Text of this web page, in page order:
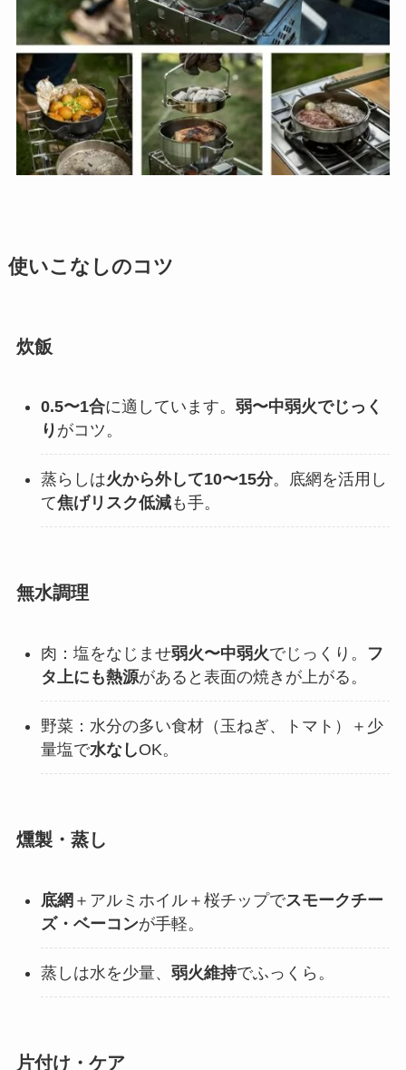
使いこなしのコツ
炊飯
0.5〜1合に適しています。 弱〜中弱火でじっく
り がコツ。
蒸らしは火から外して10〜15分。底網を活用し
て焦げリスク低減も手。
無水調理
肉：塩をなじませ弱火〜中弱火でじっくり。
フ
タ上にも熱源があると表面の焼きが上がる。
野菜：水分の多い食材（玉ねぎ、トマト）＋少
量塩で水なしOK。
燻製・蒸し
底網 ＋アルミホイル＋桜チップでスモークチー
ズ・ベーコンが手軽。
蒸しは水を少量、 弱火維持でふっくら。
片付け・ケア